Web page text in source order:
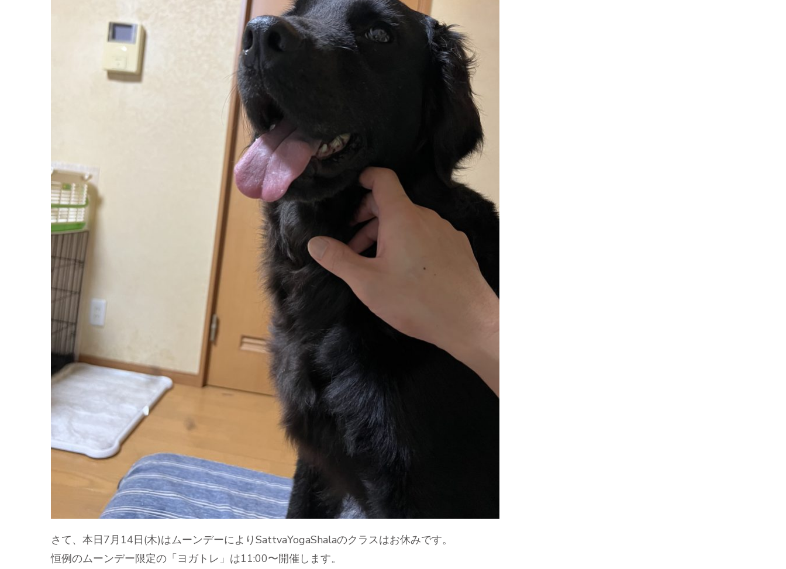
さて、本日7月14日(木)はムーンデーによりSattvaYogaShalaのクラスはお休みです。
恒例のムーンデー限定の「ヨガトレ」は11:00〜開催します。